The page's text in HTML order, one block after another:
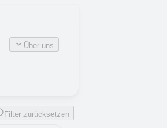
Über uns
Filter zurücksetzen